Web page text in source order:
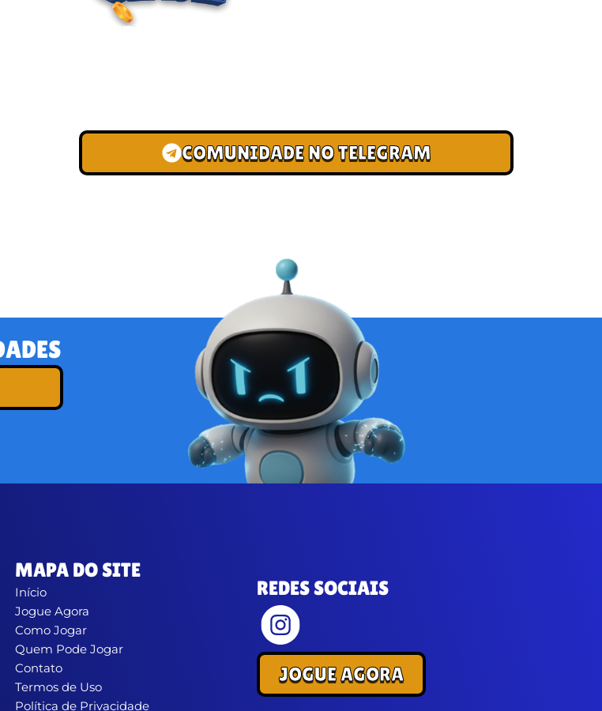
ENTRE PARA O CLUBE DOS CAMPEÕES
COMUNIDADE NO TELEGRAM
MAPA DO SITE
Início
Jogue Agora
Como Jogar
Quem Pode Jogar
Contato
Termos de Uso
Política de Privacidade
REDES SOCIAIS
JOGUE AGORA